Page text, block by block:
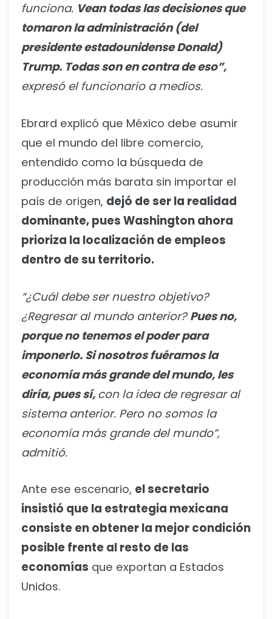
funciona. Vean todas las decisiones que
tomaron la administración (del
presidente estadounidense Donald)
Trump. Todas son en contra de eso”,
expresó el funcionario a medios.
Ebrard explicó que México debe asumir
que el mundo del libre comercio,
entendido como la búsqueda de
producción más barata sin importar el
país de origen, dejó de ser la realidad
dominante, pues Washington ahora
prioriza la localización de empleos
dentro de su territorio.
“¿Cuál debe ser nuestro objetivo?
¿Regresar al mundo anterior?Pues no,
porque no tenemos el poder para
imponerlo. Si nosotros fuéramos la
economía más grande del mundo, les
diría, pues sí, con la idea de regresar al
sistema anterior. Pero no somos la
economía más grande del mundo”,
admitió.
Ante ese escenario, el secretario
insistió que la estrategia mexicana
consiste en obtener la mejor condición
posible frente al resto de las
economías que exportan a Estados
Unidos.